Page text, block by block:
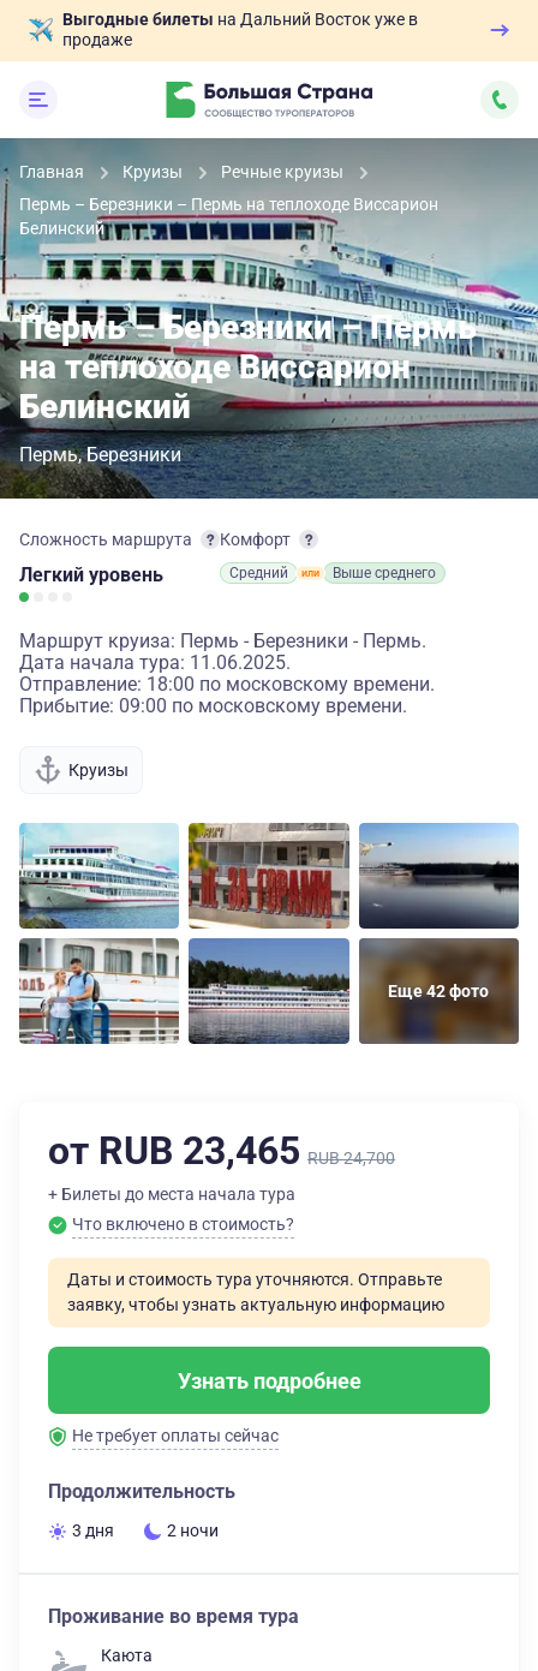
Выгодные билеты на Дальний Восток уже в
продаже
Главная Круизы
Речные круизы
Пермь – Березники – Пермь на теплоходе Виссарион
Белинский
Пермь – Березники – Пермь
на теплоходе Виссарион
Белинский
Пермь Березники
Сложность маршрута
Легкий уровень
Комфорт
Средний Выше среднего
Маршрут круиза: Пермь - Березники - Пермь.
Дата начала тура: 11.06.2025.
Отправление: 18:00 по московскому времени.
Прибытие: 09:00 по московскому времени.
Круизы
Еще 42 фото
от RUB 23,465 RUB 24,700
+ Билеты до места начала тура
Что включено в стоимость?
Даты и стоимость тура уточняются. Отправьте
заявку, чтобы узнать актуальную информацию
Узнать подробнее
Не требует оплаты сейчас
Продолжительность
3 дня 2 ночи
Проживание во время тура
Каюта